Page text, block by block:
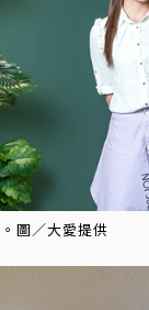
圖／大愛提供